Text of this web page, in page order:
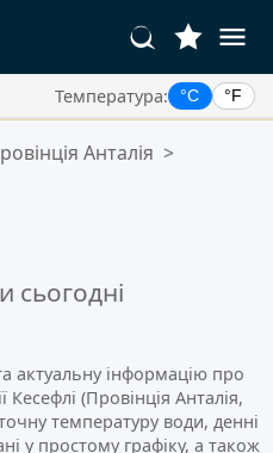
Температура: °C °F
Анталія >
актуальну інформацію про
(Провінція Анталія,
температуру води, денні
у простому графіку, а також